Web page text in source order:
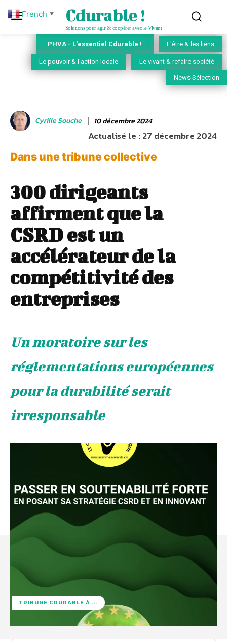
Cdurable !
Solutions pour agir & coopérer avec le Vivant
PHVA - L'essentiel Cdurable ! L'être & les liens
Le pouvoir & l'action locale Le vivant & refaire société
News Sélection
Cyrille Souche 10 décembre 2024
Actualisé le :27 décembre 2024
Dans une tribune collective
300 dirigeants
affirment que la
CSRD est un
accélérateur de la
compétitivité des
entreprises
Un moratoire sur les
réglementations européennes
pour la durabilité serait
irresponsable
TRIBUNE CDURABLE À ...
French ▼